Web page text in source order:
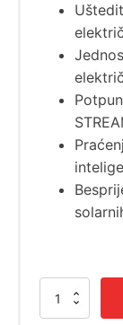
EcoFlow